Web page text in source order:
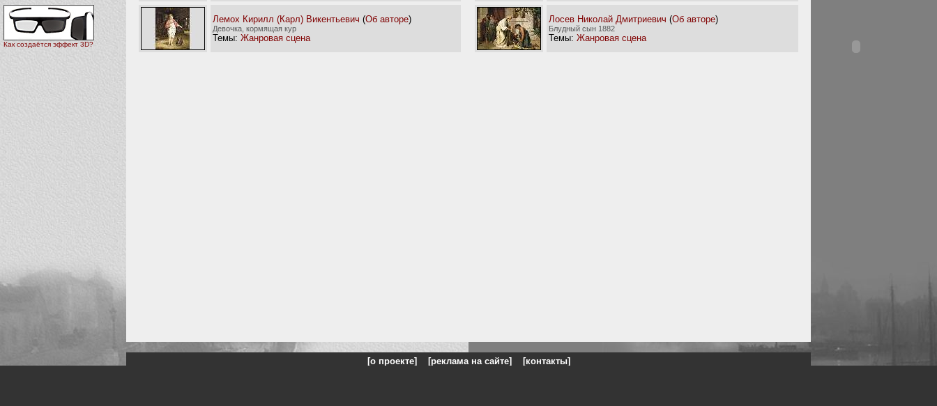
Как создаётся эффект 3D?
Лемох Кирилл (Карл) Викентьевич (Об авторе)
Девочка, кормящая кур
Темы: Жанровая сцена
Лосев Николай Дмитриевич (Об авторе)
Блудный сын 1882
Темы: Жанровая сцена
[о проекте] [реклама на сайте] [контакты]